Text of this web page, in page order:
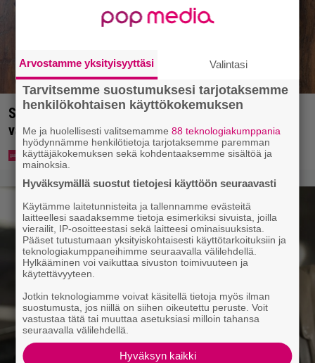
Syötkö perunoita näin? Tutkijat löysivät yhteyden
vakavaan kansansairauteen
Arvostamme yksityisyyttäsi Valintasi
Tarvitsemme suostumuksesi tarjotaksemme
henkilökohtaisen käyttökokemuksen
Me ja huolellisesti valitsemamme88 teknologiakumppania
hyödynnämme henkilötietoja tarjotaksemme paremman
käyttäjäkokemuksen sekä kohdentaaksemme sisältöä ja
mainoksia.
Hyväksymällä suostut tietojesi käyttöön seuraavasti
Käytämme laitetunnisteita ja tallennamme evästeitä
laitteellesi saadaksemme tietoja esimerkiksi sivuista, joilla
vierailit, IP-osoitteestasi sekä laitteesi ominaisuuksista.
Pääset tutustumaan yksityiskohtaisesti käyttötarkoituksiin ja
teknologiakumppaneihimme seuraavalla välilehdellä.
Hylkääminen voi vaikuttaa sivuston toimivuuteen ja
käytettävyyteen.
Jotkin teknologiamme voivat käsitellä tietoja myös ilman
suostumusta, jos niillä on siihen oikeutettu peruste. Voit
vastustaa tätä tai muuttaa asetuksiasi milloin tahansa
seuraavalla välilehdellä.
Hyväksyn kaikki